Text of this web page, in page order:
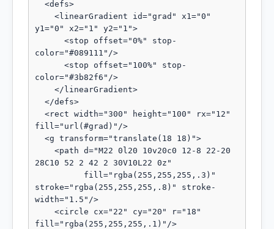
y1="0" x2="1" y2="1">
color="#089111"/>
color="#3b82f6"/>
fill="url(#grad)"/>
28C10 52 2 42 2 30V10L22 0z"
stroke="rgba(255,255,255,.8)" stroke-
width="1.5"/>
fill="rgba(255,255,255,.1)"/>